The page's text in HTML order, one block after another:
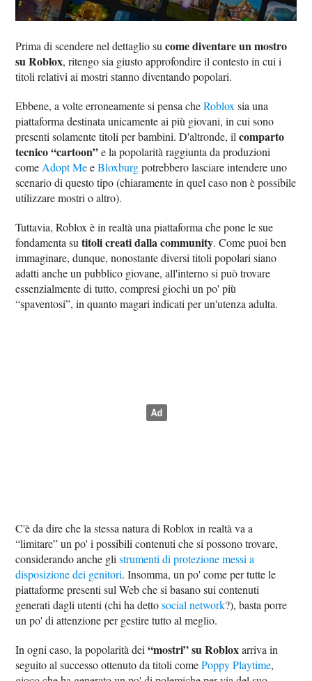
Prima di scendere nel dettaglio sucome diventare un mostro
su Roblox, ritengo sia giusto approfondire il contesto in cui i
titoli relativi ai mostri stanno diventando popolari.
Ebbene, a volte erroneamente si pensa cheRoblox sia una
piattaforma destinata unicamente ai più giovani, in cui sono
presenti solamente titoli per bambini. D'altronde, ilcomparto
tecnico “cartoon”e la popolarità raggiunta da produzioni
come Adopt MeeBloxburgpotrebbero lasciare intendere uno
scenario di questo tipo (chiaramente in quel caso non è possibile
utilizzare mostri o altro).
Tuttavia, Roblox è in realtà una piattaforma che pone le sue
fondamenta sutitoli creati dalla community. Come puoi ben
immaginare, dunque, nonostante diversi titoli popolari siano
adatti anche un pubblico giovane, all'interno si può trovare
essenzialmente di tutto, compresi giochi un po' più
“spaventosi”, in quanto magari indicati per un'utenza adulta.
C'è da dire che la stessa natura di Roblox in realtà va a
“limitare” un po' i possibili contenuti che si possono trovare,
considerando anche glistrumenti di protezione messi a
disposizione dei genitori. Insomma, un po' come per tutte le
piattaforme presenti sul Web che si basano sui contenuti
generati dagli utenti (chi ha dettosocial network?), basta porre
un po' di attenzione per gestire tutto al meglio.
In ogni caso, la popolarità dei“mostri” su Robloxarriva in
seguito al successo ottenuto da titoli comePoppy Playtime,